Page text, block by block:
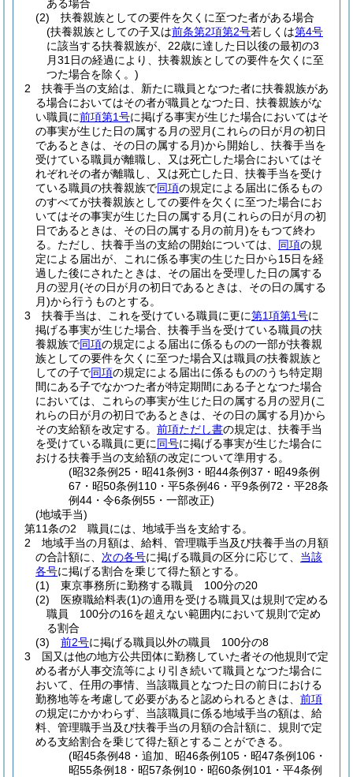
ある場合
(2)
扶養親族としての要件を欠くに至つた者がある場合
(扶養親族としての子又は前条第2項第2号若しくは第4号
に該当する扶養親族が、22歳に達した日以後の最初の3
月31日の経過により、扶養親族としての要件を欠くに至
つた場合を除く。)
2
扶養手当の支給は、新たに職員となつた者に扶養親族があ
る場合においてはその者が職員となつた日、扶養親族がな
い職員に前項第1号に掲げる事実が生じた場合においてはそ
の事実が生じた日の属する月の翌月(これらの日が月の初日
であるときは、その日の属する月)から開始し、扶養手当を
受けている職員が離職し、又は死亡した場合においてはそ
れぞれその者が離職し、又は死亡した日、扶養手当を受け
ている職員の扶養親族で同項の規定による届出に係るもの
のすべてが扶養親族としての要件を欠くに至つた場合にお
いてはその事実が生じた日の属する月(これらの日が月の初
日であるときは、その日の属する月の前月)をもつて終わ
る。 ただし、扶養手当の支給の開始については、 同項の規
定による届出が、これに係る事実の生じた日から15日を経
過した後にされたときは、その届出を受理した日の属する
月の翌月(その日が月の初日であるときは、その日の属する
月)から行うものとする。
3
扶養手当は、これを受けている職員に更に第1項第1号に
掲げる事実が生じた場合、扶養手当を受けている職員の扶
養親族で同項の規定による届出に係るものの一部が扶養親
族としての要件を欠くに至つた場合又は職員の扶養親族と
しての子で同項の規定による届出に係るもののうち特定期
間にある子でなかつた者が特定期間にある子となつた場合
においては、これらの事実が生じた日の属する月の翌月(こ
れらの日が月の初日であるときは、その日の属する月)から
その支給額を改定する。 前項ただし書の規定は、扶養手当
を受けている職員に更に同号に掲げる事実が生じた場合に
おける扶養手当の支給額の改定について準用する。
(昭32条例25・昭41条例3・昭44条例37・昭49条例
67・昭50条例110・平5条例46・平9条例72・平28条
例44・令6条例55・一部改正)
(地域手当)
第11条の2
職員には、地域手当を支給する。
2
地域手当の月額は、給料、管理職手当及び扶養手当の月額
の合計額に、 次の各号に掲げる職員の区分に応じて、 当該
各号に掲げる割合を乗じて得た額とする。
(1)
東京事務所に勤務する職員 100分の20
(2)
医療職給料表(1)の適用を受ける職員又は規則で定める
職員 100分の16を超えない範囲内において規則で定め
る割合
(3)
前2号に掲げる職員以外の職員 100分の8
3
国又は他の地方公共団体に勤務していた者その他規則で定
める者が人事交流等により引き続いて職員となつた場合に
おいて、任用の事情、当該職員となつた日の前日における
勤務地等を考慮して必要があると認められるときは、 前項
の規定にかかわらず、当該職員に係る地域手当の額は、給
料、管理職手当及び扶養手当の月額の合計額に、規則で定
める支給割合を乗じて得た額とすることができる。
(昭45条例48・追加、昭46条例105・昭47条例106・
昭55条例18・昭57条例10・昭60条例101・平4条例